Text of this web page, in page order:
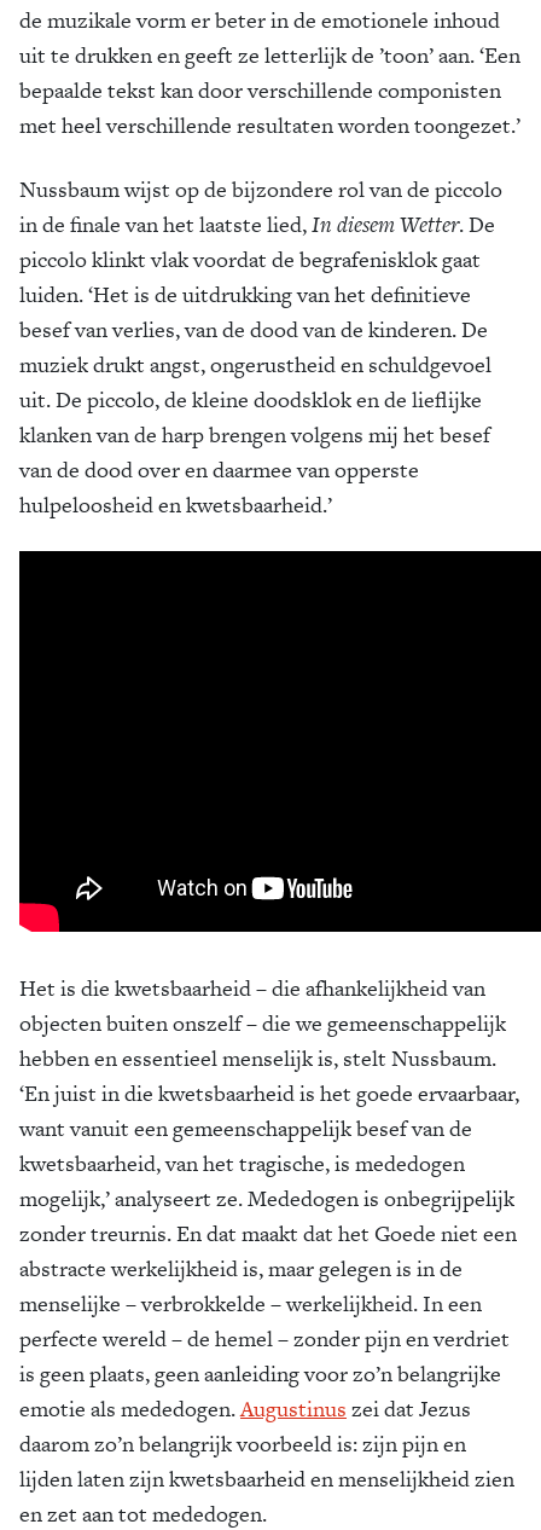
de muzikale vorm er beter in de emotionele inhoud
uit te drukken en geeft ze letterlijk de ’toon’ aan. ‘Een
bepaalde tekst kan door verschillende componisten
met heel verschillende resultaten worden toongezet.’
Nussbaum wijst op de bijzondere rol van de piccolo
in de finale van het laatste lied,In diesem Wetter. De
piccolo klinkt vlak voordat de begrafenisklok gaat
luiden. ‘Het is de uitdrukking van het definitieve
besef van verlies, van de dood van de kinderen. De
muziek drukt angst, ongerustheid en schuldgevoel
uit. De piccolo, de kleine doodsklok en de lieflijke
klanken van de harp brengen volgens mij het besef
van de dood over en daarmee van opperste
hulpeloosheid en kwetsbaarheid.’
Het is die kwetsbaarheid – die afhankelijkheid van
objecten buiten onszelf – die we gemeenschappelijk
hebben en essentieel menselijk is, stelt Nussbaum.
‘En juist in die kwetsbaarheid is het goede ervaarbaar,
want vanuit een gemeenschappelijk besef van de
kwetsbaarheid, van het tragische, is mededogen
mogelijk,’ analyseert ze. Mededogen is onbegrijpelijk
zonder treurnis. En dat maakt dat het Goede niet een
abstracte werkelijkheid is, maar gelegen is in de
menselijke – verbrokkelde – werkelijkheid. In een
perfecte wereld – de hemel – zonder pijn en verdriet
is geen plaats, geen aanleiding voor zo’n belangrijke
emotie als mededogen.Augustinus zei dat Jezus
daarom zo’n belangrijk voorbeeld is: zijn pijn en
lijden laten zijn kwetsbaarheid en menselijkheid zien
en zet aan tot mededogen.